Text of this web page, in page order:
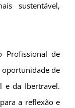
sustentável,
Profissional de
oportunidade de
e da Ibertravel.
a reflexão e